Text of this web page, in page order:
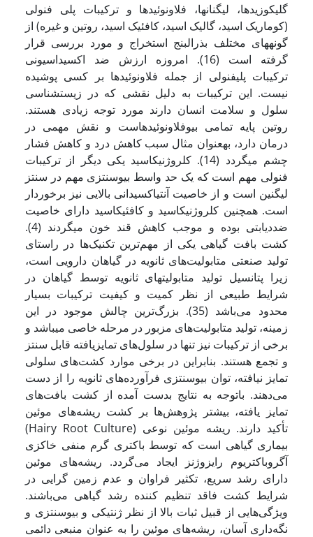
گلیکوزید­ها، لیگنان­ها، فلاونوئیدها و ترکیبات پلی فنولی
(کوماریک اسید، گالیک اسید، کافئیک اسید، روتین و غیره) از
گونه­های مختلف بذرالبنج استخراج و مورد بررسی قرار
گرفته است (16). امروزه ارزش ضد اکسیداسیونی
ترکیبات پلی­فنولی از جمله فلاونوئیدها بر کسی پوشیده
نیست. این ترکیبات به دلیل نقشی که در زیست­شناسی
سلول و سلامت انسان دارند مورد توجه زیادی هستند.
روتین پایه تمامی بیوفلاونوئیدهاست و نقش مهمی در
درمان دارد، به­عنوان مثال سبب کاهش درد و کاهش فشار
چشم می­گردد (14). کلروژنیک­اسید یکی دیگر از ترکیبات
فنولی مهم است که یک حد واسط بیوسنتزی مهم در سنتز
لیگنین است و از خاصیت آنتی­اکسیدانی بالایی نیز برخوردار
است. همچنین کلروژنیک­اسید و کافئیک­اسید دارای خاصیت
ضددیابتی بوده و موجب کاهش قند خون می­گردند (4).
کشت بافت گیاهی یکی از مهم‌‌ترین تکنیک‌‌ها در راستای
تولید صنعتی متابولیت‌‌های ثانویه در گیاهان دارویی است،
زیرا پتانسیل تولید متابولیت­های ثانویه توسط گیاهان در
شرایط طبیعی از نظر کمیت و کیفیت ترکیبات بسیار
محدود می‌‌باشد (35). بزرگ‌‌ترین چالش موجود در این
زمینه، تولید متابولیت‌‌های مزبور در مرحله خاصی می­باشد و
برخی از ترکیبات نیز تنها در سلول‌‌های تمایز‌‌یافته قابل سنتز
و تجمع هستند. بنابراین در برخی موارد کشت‌‌های سلولی
تمایز نیافته، توان بیوسنتزی فرآورده‌‌های ثانویه را از دست
می‌‌دهند. باتوجه به نتایج بدست آمده از کشت بافت‌‌های
تمایز یافته، بیشتر پژوهش‌‌ها بر کشت ریشه‌‌های موئین
(Hairy Root Culture) تأکید دارند. ریشه موئین نوعی
بیماری گیاهی است که توسط باکتری گرم منفی خاکزی
آگروباکتریوم رایزوژنز ایجاد می‌‌گردد. ریشه‌‌های موئین
دارای رشد سریع، تکثیر فراوان و عدم زمین گرایی در
شرایط کشت فاقد تنظیم کننده رشد گیاهی می‌‌باشند.
ویژگی‌‌هایی از قبیل ثبات بالا از نظر ژنتیکی و بیوسنتزی و
نگه‌‌داری آسان، ریشه‌‌های موئین را به عنوان منبعی دائمی